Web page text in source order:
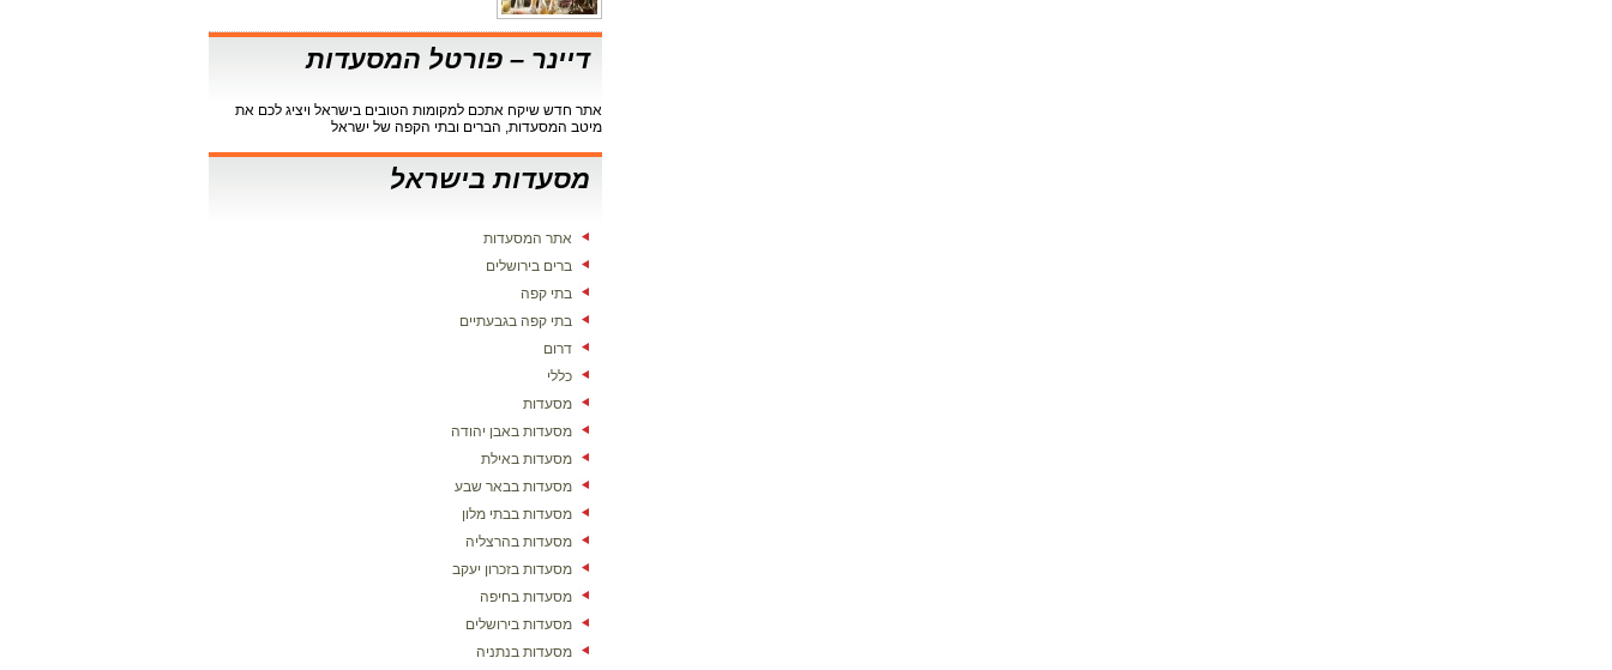
דיינר – פורטל המסעדות
אתר חדש שיקח אתכם למקומות הטובים בישראל ויציג לכם את
מיטב המסעדות, הברים ובתי הקפה של ישראל
מסעדות בישראל
אתר המסעדות
ברים בירושלים
בתי קפה
בתי קפה בגבעתיים
דרום
כללי
מסעדות
מסעדות באבן יהודה
מסעדות באילת
מסעדות בבאר שבע
מסעדות בבתי מלון
מסעדות בהרצליה
מסעדות בזכרון יעקב
מסעדות בחיפה
מסעדות בירושלים
מסעדות בנתניה